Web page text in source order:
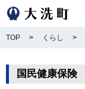
TOP > くらし >
国民健康保険